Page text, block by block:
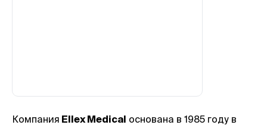
Компания Ellex Medical основана в 1985 году в